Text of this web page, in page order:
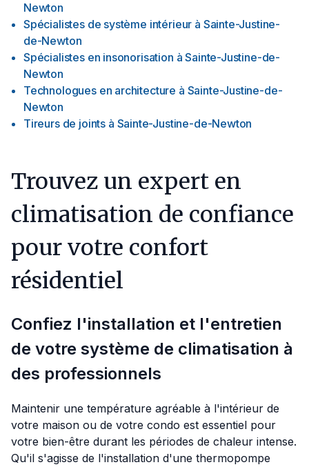
Newton
Spécialistes de système intérieur à Sainte-Justine-
de-Newton
Spécialistes en insonorisation à Sainte-Justine-de-
Newton
Technologues en architecture à Sainte-Justine-de-
Newton
Tireurs de joints à Sainte-Justine-de-Newton
Trouvez un expert en
climatisation de confiance
pour votre confort
résidentiel
Confiez l'installation et l'entretien
de votre système de climatisation à
des professionnels
Maintenir une température agréable à l'intérieur de
votre maison ou de votre condo est essentiel pour
votre bien-être durant les périodes de chaleur intense.
Qu'il s'agisse de l'installation d'une thermopompe